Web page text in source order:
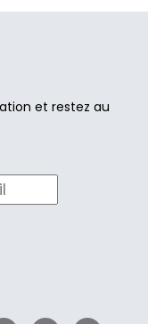
et restez au